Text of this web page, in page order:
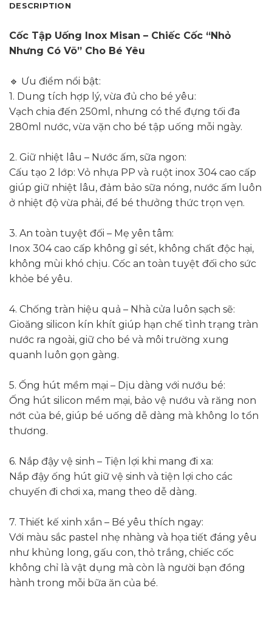
DESCRIPTION
Cốc Tập Uống Inox Misan – Chiếc Cốc “Nhỏ
Nhưng Có Võ” Cho Bé Yêu
🔹 Ưu điểm nổi bật:
1. Dung tích hợp lý, vừa đủ cho bé yêu:
Vạch chia đến 250ml, nhưng có thể đựng tối đa
280ml nước, vừa vặn cho bé tập uống mỗi ngày.
2. Giữ nhiệt lâu – Nước ấm, sữa ngon:
Cấu tạo 2 lớp: Vỏ nhựa PP và ruột inox 304 cao cấp
giúp giữ nhiệt lâu, đảm bảo sữa nóng, nước ấm luôn
ở nhiệt độ vừa phải, để bé thưởng thức trọn vẹn.
3. An toàn tuyệt đối – Mẹ yên tâm:
Inox 304 cao cấp không gỉ sét, không chất độc hại,
không mùi khó chịu. Cốc an toàn tuyệt đối cho sức
khỏe bé yêu.
4. Chống tràn hiệu quả – Nhà cửa luôn sạch sẽ:
Gioăng silicon kín khít giúp hạn chế tình trạng tràn
nước ra ngoài, giữ cho bé và môi trường xung
quanh luôn gọn gàng.
5. Ống hút mềm mại – Dịu dàng với nướu bé:
Ống hút silicon mềm mại, bảo vệ nướu và răng non
nớt của bé, giúp bé uống dễ dàng mà không lo tổn
thương.
6. Nắp đậy vệ sinh – Tiện lợi khi mang đi xa:
Nắp đậy ống hút giữ vệ sinh và tiện lợi cho các
chuyến đi chơi xa, mang theo dễ dàng.
7. Thiết kế xinh xắn – Bé yêu thích ngay:
Với màu sắc pastel nhẹ nhàng và họa tiết đáng yêu
như khủng long, gấu con, thỏ trắng, chiếc cốc
không chỉ là vật dụng mà còn là người bạn đồng
hành trong mỗi bữa ăn của bé.